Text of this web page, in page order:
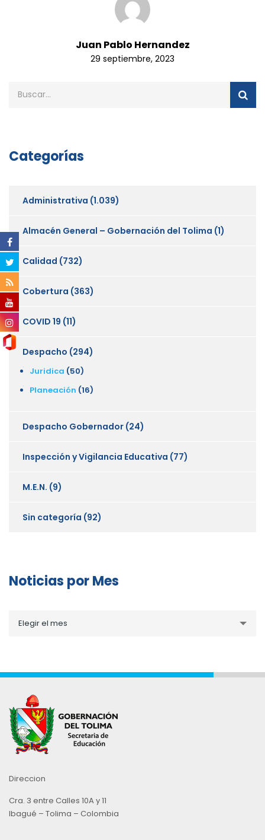
Juan Pablo Hernandez
29 septiembre, 2023
Categorías
Administrativa (1.039)
Almacén General – Gobernación del Tolima (1)
Calidad (732)
Cobertura (363)
COVID 19 (11)
Despacho (294)
Juridica (50)
Planeación (16)
Despacho Gobernador (24)
Inspección y Vigilancia Educativa (77)
M.E.N. (9)
Sin categoría (92)
Noticias por Mes
porElegir el mes
Direccion
Cra. 3 entre Calles 10A y 11
Ibagué – Tolima – Colombia